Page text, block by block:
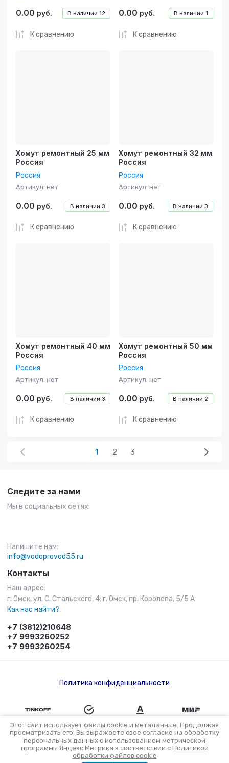
В наличии 12
0.00 руб.
К сравнению
В наличии 1
0.00 руб.
К сравнению
Хомут ремонтный 25 мм
Россия
Россия
Артикул: нет
В наличии 3
0.00 руб.
К сравнению
Хомут ремонтный 32 мм
Россия
Россия
Артикул: нет
В наличии 3
0.00 руб.
К сравнению
Хомут ремонтный 40 мм
Россия
Россия
Артикул: нет
В наличии 3
0.00 руб.
К сравнению
Хомут ремонтный 50 мм
Россия
Россия
Артикул: нет
В наличии 2
0.00 руб.
К сравнению
1 2 3
Следите за нами
Мы в социальных сетях:
Напишите нам:
info@vodoprovod55.ru
Контакты
Наш адрес:
г. Омск, ул. С. Стальского, 4; г. Омск, пр. Королева, 5/5 А
Как нас найти?
+7 (3812)210648
+7 9993260252
+7 9993260254
Политика конфиденциальности
Разработка интернет-магазина в Омске
Этот сайт использует файлы cookie и метаданные. Продолжая
просматривать его, Вы выражаете свое согласие на обработку
персональных данных с использованием метрической
программы Яндекс.Метрика в соответствии с Политикой
обработки файлов cookie